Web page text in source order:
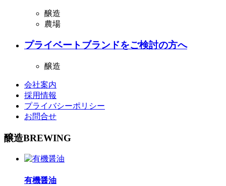
醸造
農場
プライベートブランドをご検討の方へ
醸造
会社案内
採用情報
プライバシーポリシー
お問合せ
醸造BREWING
有機醤油